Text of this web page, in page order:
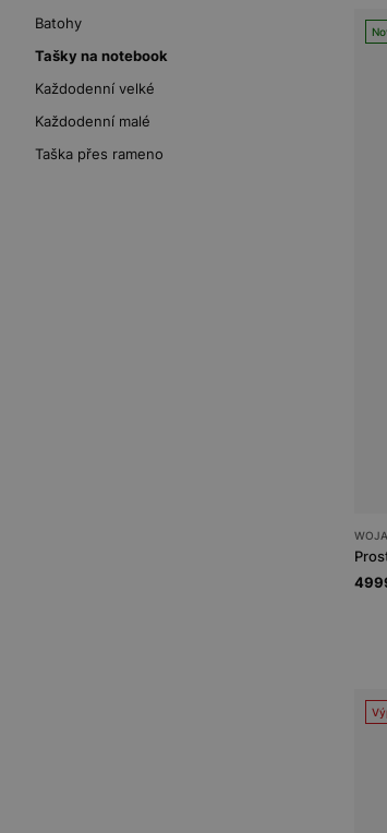
Batohy
Tašky na notebook
Každodenní velké
Každodenní malé
Taška přes rameno